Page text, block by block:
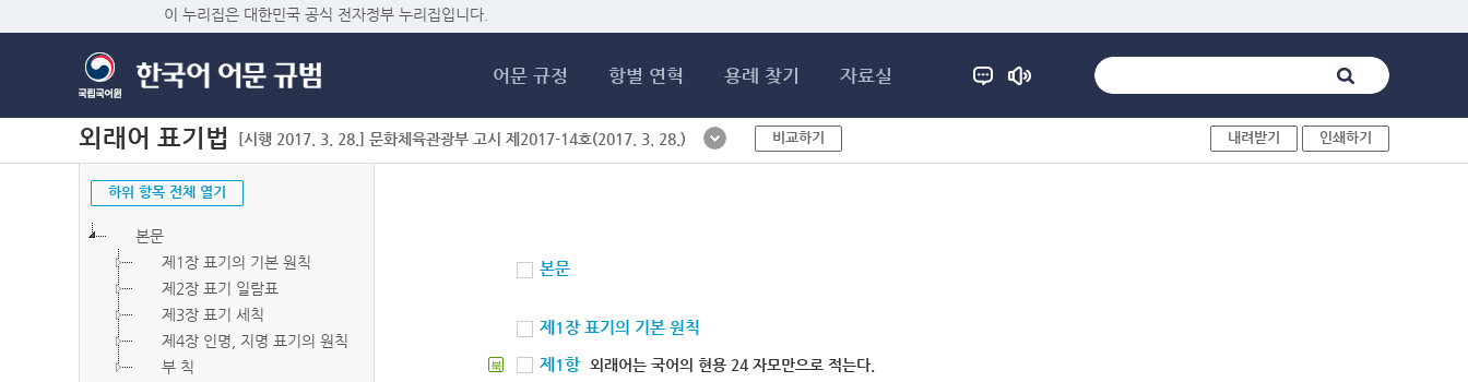
이 누리집은 대한민국 공식 전자정부 누리집입니다.
어문 규정 항별 연혁 용례 찾기 자료실
외래어 표기법 [시행 2017. 3. 28.] 문화체육관광부 고시 제2017-14호(2017. 3. 28.) 비교하기 내려받기 인쇄하기
하위 항목 전체 열기
본문
제1장 표기의 기본 원칙
제2장 표기 일람표
제3장 표기 세칙
제4장 인명, 지명 표기의 원칙
부 칙
본문
제1장 표기의 기본 원칙
북 제1항 외래어는 국어의 현용 24 자모만으로 적는다.